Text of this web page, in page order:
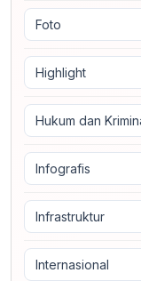
Foto
Highlight
Hukum dan
Infografis
Infrastruktur
Internasional